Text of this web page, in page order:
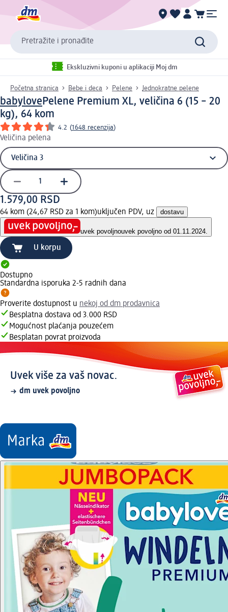
Pretražite i pronađite
Ekskluzivni kuponi u aplikaciji Moj dm
Početna stranica Bebe i deca Pelene Jednokratne pelene
babylovePelene Premium XL, veličina 6 (15 – 20
kg), 64 kom
4.2 (1648 recenzija)
Veličina pelena
1.579,00 RSD
64 kom (24,67 RSD za 1 kom)uključen PDV, uz dostavu
uvek povoljnouvek povoljno od 01.11.2024.
U korpu
Dostupno
Standardna isporuka 2-5 radnih dana
Proverite dostupnost u nekoj od dm prodavnica
Besplatna dostava od 3.000 RSD
Mogućnost plaćanja pouzećem
Besplatan povrat proizvoda
Uvek više za vaš novac.
dm uvek povoljno